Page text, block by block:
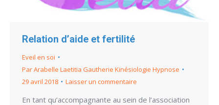
Relation d’aide et fertilité
Eveil en soi
ParArabelle Laetitia Gautherie Kinésiologie Hypnose
29 avril 2018
Laisser un commentaire
En tant qu’accompagnante au sein de l’association